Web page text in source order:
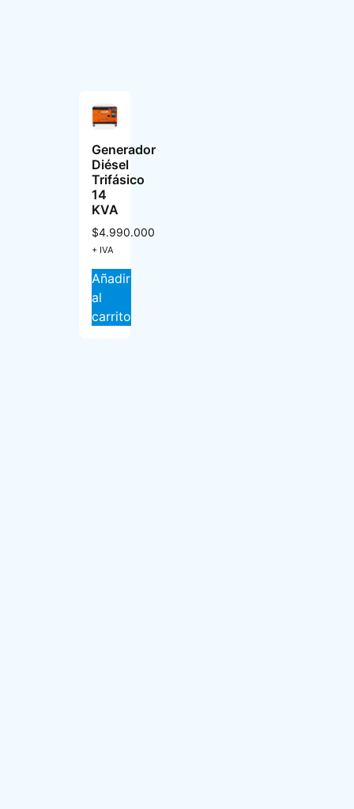
Generador
Diésel
Trifásico
14
KVA
$4.990.000
+ IVA
Añadir
al
carrito